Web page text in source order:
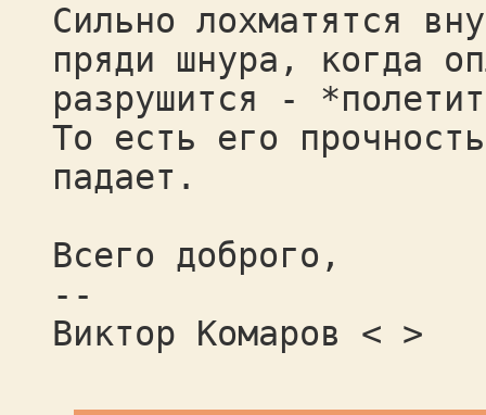
Сильно лохматятся
пряди шнура, когда
разрушится -
То есть его
падает.
Всего доброго,
--
Виктор Комаров < >